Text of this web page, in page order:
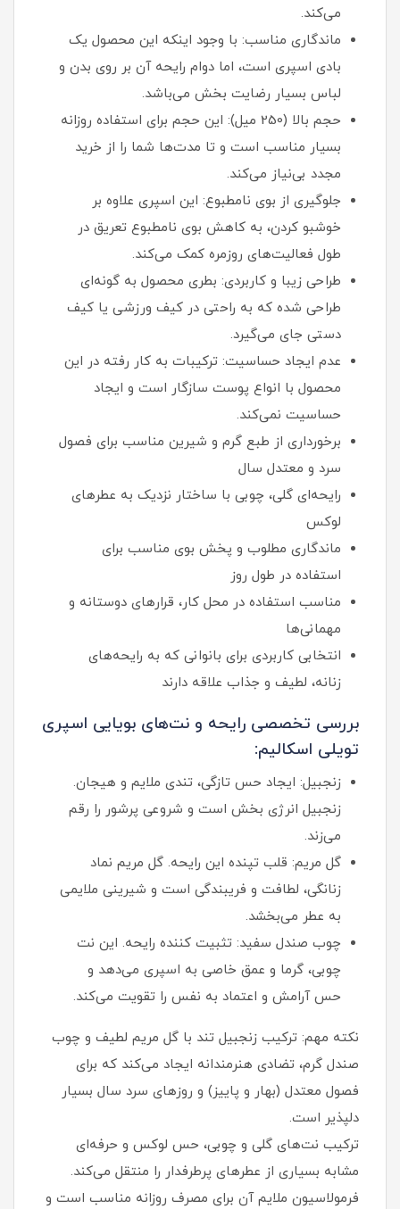
می‌کند.
ماندگاری مناسب: با وجود اینکه این محصول یک
بادی اسپری است، اما دوام رایحه آن بر روی بدن و
لباس بسیار رضایت‌ بخش می‌باشد.
حجم بالا (250 میل): این حجم برای استفاده روزانه
بسیار مناسب است و تا مدت‌ها شما را از خرید
مجدد بی‌نیاز می‌کند.
جلوگیری از بوی نامطبوع: این اسپری علاوه بر
خوشبو کردن، به کاهش بوی نامطبوع تعریق در
طول فعالیت‌های روزمره کمک می‌کند.
طراحی زیبا و کاربردی: بطری محصول به گونه‌ای
طراحی شده که به راحتی در کیف ورزشی یا کیف
دستی جای می‌گیرد.
عدم ایجاد حساسیت: ترکیبات به کار رفته در این
محصول با انواع پوست سازگار است و ایجاد
حساسیت نمی‌کند.
برخورداری از طبع گرم و شیرین مناسب برای فصول
سرد و معتدل سال
رایحه‌ای گلی، چوبی با ساختار نزدیک به عطرهای
لوکس
ماندگاری مطلوب و پخش بوی مناسب برای
استفاده در طول روز
مناسب استفاده در محل کار، قرارهای دوستانه و
مهمانی‌ها
انتخابی کاربردی برای بانوانی که به رایحه‌های
زنانه، لطیف و جذاب علاقه دارند
بررسی تخصصی رایحه و نت‌های بویایی اسپری
تویلی اسکالیم:
زنجبیل: ایجاد حس تازگی، تندی ملایم و هیجان.
زنجبیل انرژی‌ بخش است و شروعی پرشور را رقم
می‌زند.
گل مریم: قلب تپنده این رایحه. گل مریم نماد
زنانگی، لطافت و فریبندگی است و شیرینی ملایمی
به عطر می‌بخشد.
چوب صندل سفید: تثبیت کننده رایحه. این نت
چوبی، گرما و عمق خاصی به اسپری می‌دهد و
حس آرامش و اعتماد به نفس را تقویت می‌کند.
نکته مهم: ترکیب زنجبیل تند با گل مریم لطیف و چوب
صندل گرم، تضادی هنرمندانه ایجاد می‌کند که برای
فصول معتدل (بهار و پاییز) و روزهای سرد سال بسیار
دلپذیر است.
ترکیب نت‌های گلی و چوبی، حس لوکس و حرفه‌ای
مشابه بسیاری از عطرهای پرطرفدار را منتقل می‌کند.
فرمولاسیون ملایم آن برای مصرف روزانه مناسب است و